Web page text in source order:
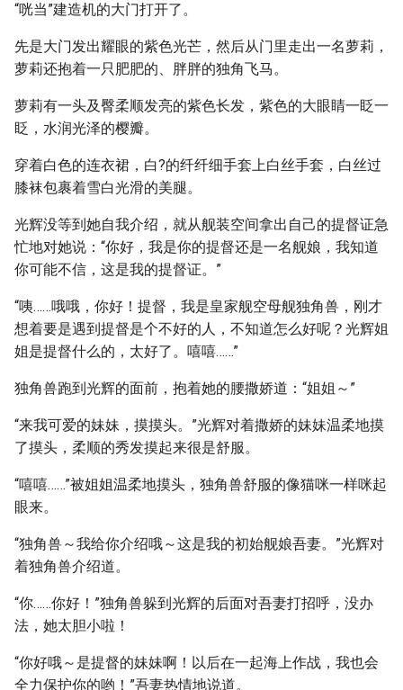
“咣当”建造机的大门打开了。
先是大门发出耀眼的紫色光芒，然后从门里走出一名萝莉，
萝莉还抱着一只肥肥的、胖胖的独角飞马。
萝莉有一头及臀柔顺发亮的紫色长发，紫色的大眼睛一眨一
眨，水润光泽的樱瓣。
穿着白色的连衣裙，白?的纤纤细手套上白丝手套，白丝过
膝袜包裹着雪白光滑的美腿。
光辉没等到她自我介绍，就从舰装空间拿出自己的提督证急
忙地对她说：“你好，我是你的提督还是一名舰娘，我知道
你可能不信，这是我的提督证。”
“咦……哦哦，你好！提督，我是皇家舰空母舰独角兽，刚才
想着要是遇到提督是个不好的人，不知道怎么好呢？光辉姐
姐是提督什么的，太好了。嘻嘻……”
独角兽跑到光辉的面前，抱着她的腰撒娇道：“姐姐～”
“来我可爱的妹妹，摸摸头。”光辉对着撒娇的妹妹温柔地摸
了摸头，柔顺的秀发摸起来很是舒服。
“嘻嘻……”被姐姐温柔地摸头，独角兽舒服的像猫咪一样咪起
眼来。
“独角兽～我给你介绍哦～这是我的初始舰娘吾妻。”光辉对
着独角兽介绍道。
“你……你好！”独角兽躲到光辉的后面对吾妻打招呼，没办
法，她太胆小啦！
“你好哦～是提督的妹妹啊！以后在一起海上作战，我也会
全力保护你的哟！”吾妻热情地说道。